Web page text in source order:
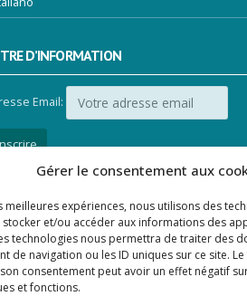
Gérer le consentement aux
meilleures expériences, nous utilisons des
et/ou accéder aux informations des
technologies nous permettra de traiter des
de navigation ou les ID uniques sur ce site.
consentement peut avoir un effet négatif
et fonctions.
D’INFORMATION
Email: